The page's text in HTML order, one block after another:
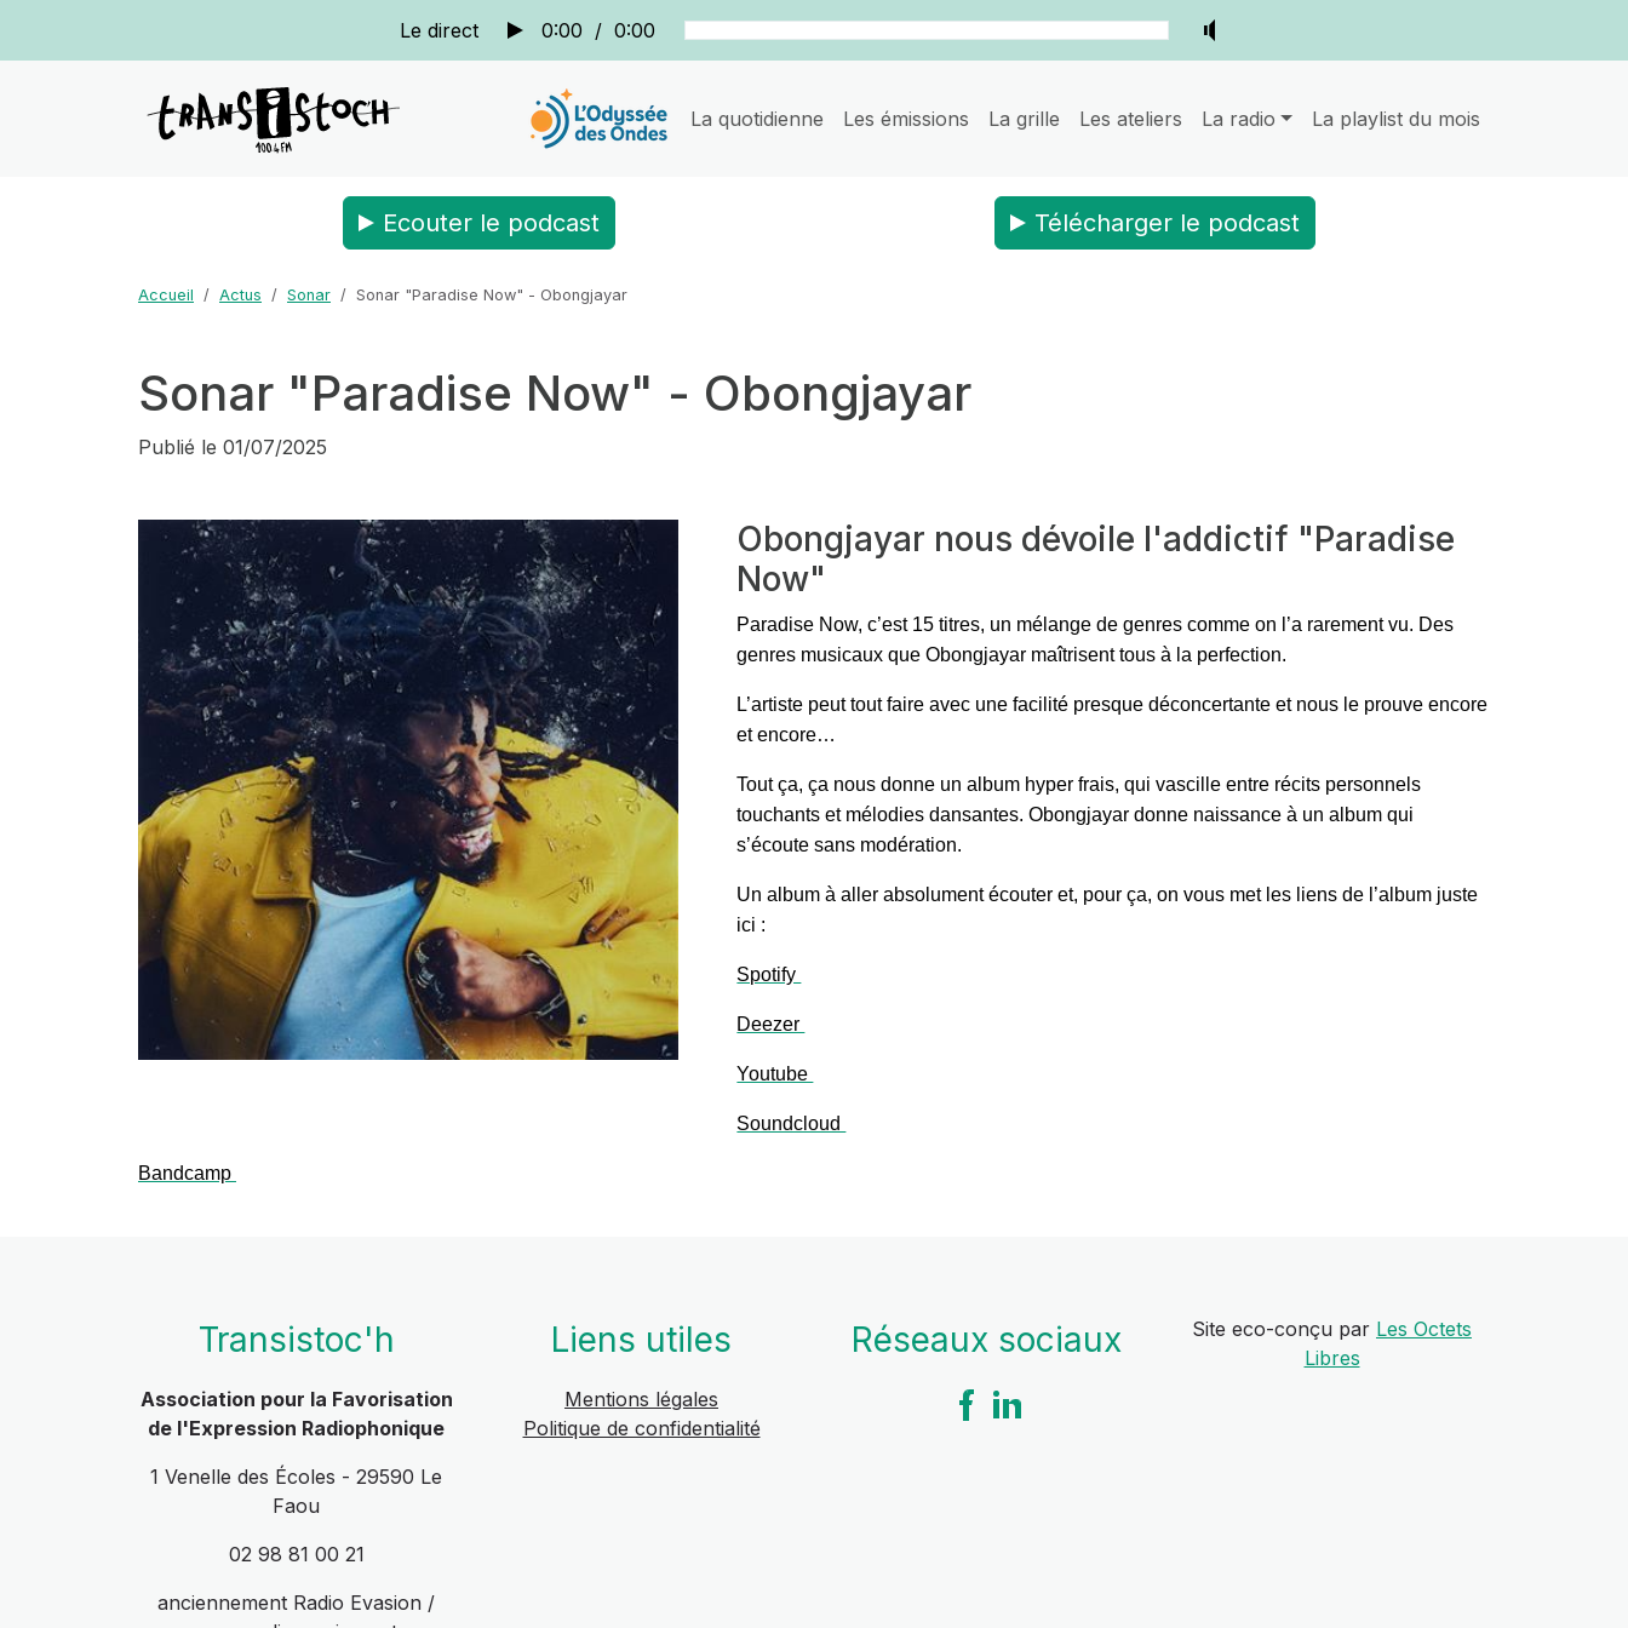
Le direct 0:00 / 0:00
La quotidienne Les émissions La grille Les ateliers La radio La playlist du mois
Ecouter le podcast Télécharger le podcast
Accueil Actus Sonar Sonar "Paradise Now" - Obongjayar
Sonar "Paradise Now" - Obongjayar
Publié le 01/07/2025
Obongjayar nous dévoile l'addictif "Paradise
Now"
Paradise Now, c’est 15 titres, un mélange de genres comme on l’a rarement vu. Des
genres musicaux que Obongjayar maîtrisent tous à la perfection.
L’artiste peut tout faire avec une facilité presque déconcertante et nous le prouve encore
et encore…
Tout ça, ça nous donne un album hyper frais, qui vascille entre récits personnels
touchants et mélodies dansantes. Obongjayar donne naissance à un album qui
s’écoute sans modération.
Un album à aller absolument écouter et, pour ça, on vous met les liens de l’album juste
ici :
Spotify
Deezer
Youtube
Soundcloud
Bandcamp
Transistoc'h
Association pour la Favorisation
de l'Expression Radiophonique
1 Venelle des Écoles - 29590 Le
Faou
02 98 81 00 21
anciennement Radio Evasion /
Liens utiles
Mentions légales
Politique de confidentialité
Réseaux sociaux Site eco-conçu par Les Octets
Libres